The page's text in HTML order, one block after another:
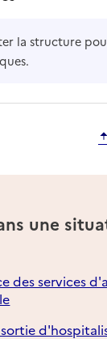
la structure
une
des services